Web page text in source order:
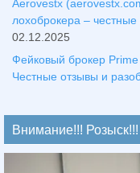
Aerovestx
лохоброкера –
02.12.2025
Фейковый брокер
Честные отзывы и
Внимание!!! Розыск!!!